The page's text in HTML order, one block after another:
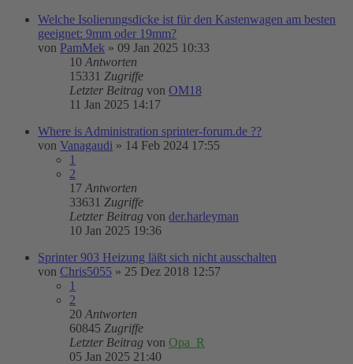
Welche Isolierungsdicke ist für den Kastenwagen am besten
geeignet: 9mm oder 19mm?
von PamMek » 09 Jan 2025 10:33
10 Antworten
15331 Zugriffe
Letzter Beitrag von OM18
11 Jan 2025 14:17
Where is Administration sprinter-forum.de ??
von Vanagaudi » 14 Feb 2024 17:55
1
2
17 Antworten
33631 Zugriffe
Letzter Beitrag von der.harleyman
10 Jan 2025 19:36
Sprinter 903 Heizung läßt sich nicht ausschalten
von Chris5055 » 25 Dez 2018 12:57
1
2
20 Antworten
60845 Zugriffe
Letzter Beitrag von Opa_R
05 Jan 2025 21:40